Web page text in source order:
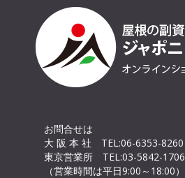
お問合せは
大 阪 本 社 TEL:06-6353-8260
東京営業所 TEL:03-5842-1706
（営業時間は平日9:00～18:00）